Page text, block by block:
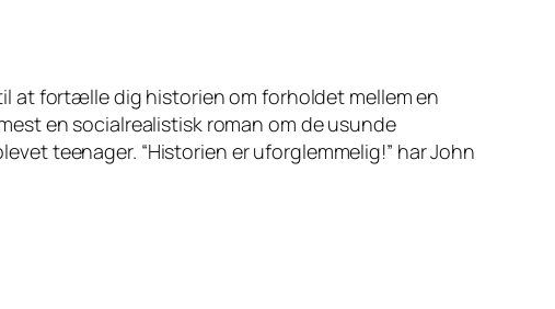
at fortælle dig historien om forholdet mellem en
en socialrealistisk roman om de usunde
teenager. “Historien er uforglemmelig!” har John